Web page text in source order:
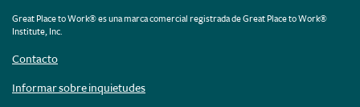
Great Place to Work® es una marca comercial registrada de Great Place to Work®
Institute, Inc.
Contacto
Informar sobre inquietudes